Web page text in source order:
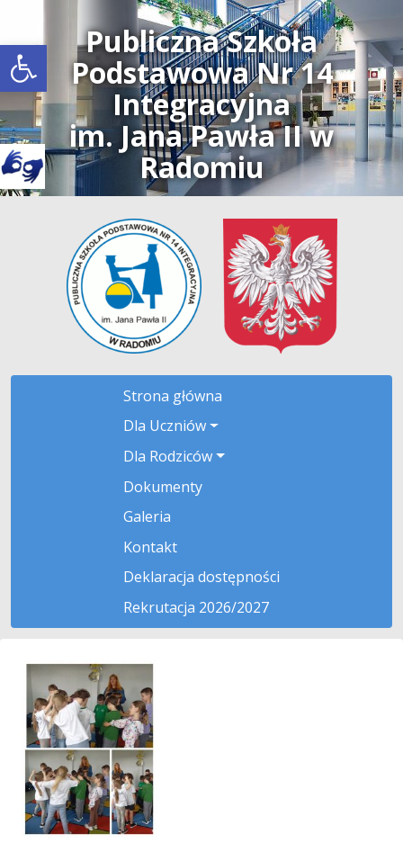
Open toolbar
Publiczna Szkoła
Podstawowa Nr 14
Integracyjna
im. Jana Pawła II w
Radomiu
Strona główna
Dla Uczniów
Dla Rodziców
Dokumenty
Galeria
Kontakt
Deklaracja dostępności
Rekrutacja 2026/2027